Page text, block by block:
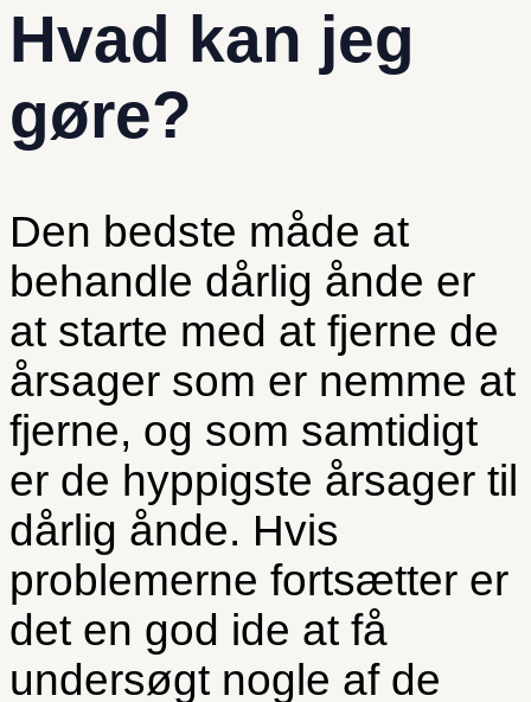
Hvad kan jeg
gøre?
Den bedste måde at
behandle dårlig ånde er
at starte med at fjerne de
årsager som er nemme at
fjerne, og som samtidigt
er de hyppigste årsager til
dårlig ånde. Hvis
problemerne fortsætter er
det en god ide at få
undersøgt nogle af de